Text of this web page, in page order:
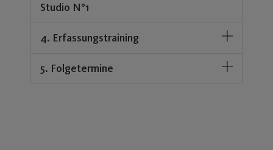
Studio N°1
4. Erfassungstraining
5. Folgetermine